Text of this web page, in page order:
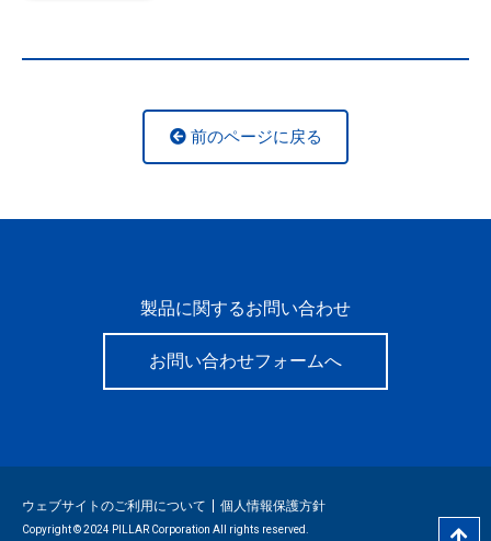
前のページに戻る
製品に関するお問い合わせ
お問い合わせフォームへ
ウェブサイトのご利用について 個人情報保護方針
Copyright © 2024 PILLAR Corporation All rights reserved.